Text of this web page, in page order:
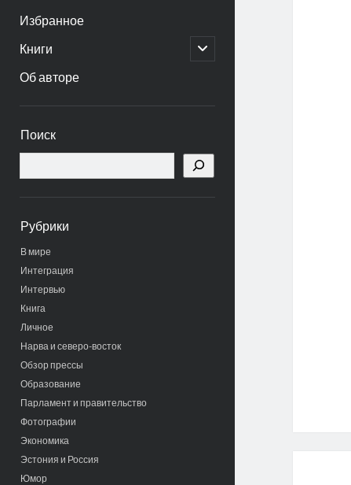
Избранное
Книги
открыть
дочернее
Об авторе
панель
Поиск
Рубрики
В мире
Интеграция
Интервью
Книга
Личное
Нарва и северо-восток
Обзор прессы
Образование
Парламент и правительство
Фотографии
Экономика
Эстония и Россия
Юмор